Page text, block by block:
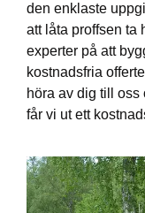
den enklaste
att låta proffsen ta
experter på att
kostnadsfria
höra av dig till oss
får vi ut ett